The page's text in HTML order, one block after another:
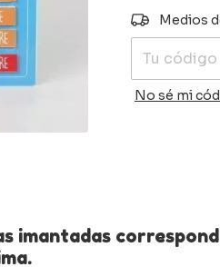
Entregas
Medios
No sé mi
imantadas